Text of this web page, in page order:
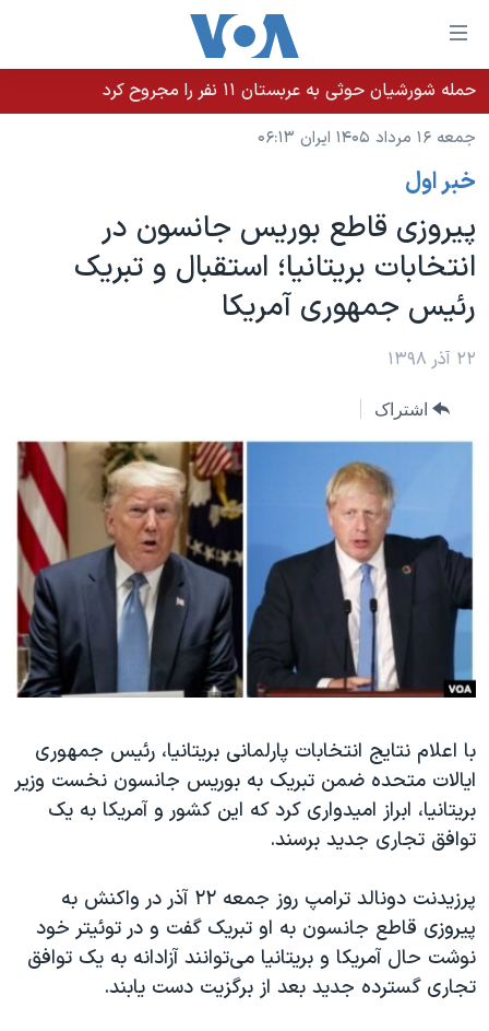
لینکهای
قابل
دسترسی
جهش
محتوای
اصلی
جهش
به
صفحه
جهش
خانه
نسخه سبک وب‌سایت
موضوع ها
ایران
آمریکا
جهان
ورزشی
فرهنگ و زندگی
حقوق شهروندی
علم و فناوری
اسرائیل در جنگ
آرشیو پخش زنده
برنامه های تلویزیونی
جدول برنامه ها
صفحه‌های ویژه
جام جهانی ۲۰۲۶
بایگانی برنامه‌های تلویزیونی
انتخابات ریاست جمهوری آمریکا ۲۰۲۴
حمله جمهوری اسلامی به اسرائیل
رمز مهسا
ورزش زنان در ایران
مجموعه مستندهای دادخواهی
تریبونال مردمی آبان ۹۸
دادگاه حمید نوری
قانون شفافیت دارائی کادر رهبری ایران
اعتراضات مردمی آبان ۹۸
اسرائیل در جنگ
فرکانس‌های صدای آمریکا
پخش رادیویی
یادگیری زبان انگلیسی
زبانهای مختلف
حمله شورشیان حوثی به عربستان ۱۱ نفر را مجروح کرد
جمعه ۱۶ مرداد ۱۴۰۵ ایران ۰۶:۱۳
خبر اول
پیروزی قاطع بوریس جانسون در
انتخابات بریتانیا؛ استقبال و تبریک
رئیس جمهوری آمریکا
۲۲ آذر ۱۳۹۸
اشتراک
با اعلام نتایج انتخابات پارلمانی بریتانیا، رئیس جمهوری
ایالات متحده ضمن تبریک به بوریس جانسون نخست وزیر
بریتانیا، ابراز امیدواری کرد که این کشور و آمریکا به یک
توافق تجاری جدید برسند.
پرزیدنت دونالد ترامپ روز جمعه ۲۲ آذر در واکنش به
پیروزی قاطع جانسون به او تبریک گفت و در توئیتر خود
نوشت حال آمریکا و بریتانیا می‌توانند آزادانه به یک توافق
تجاری گسترده جدید بعد از برگزیت دست یابند.